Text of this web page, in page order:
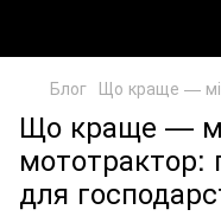
Блог Що краще —
Що краще —
мототрактор:
для